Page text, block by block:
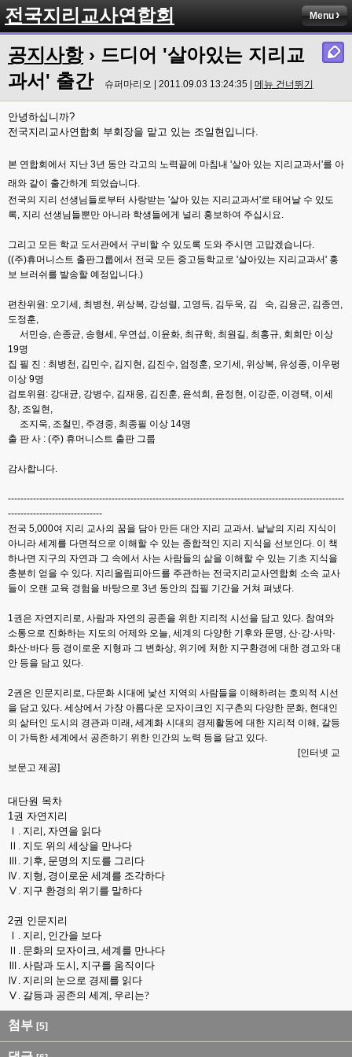
전국지리교사연합회 Menu
공지사항› 드디어 '살아있는 지리교
과서' 출간
슈퍼마리오 | 2011.09.03 13:24:35 | 메뉴 건너뛰기
안녕하십니까?
전국지리교사연합회 부회장을 맡고 있는 조일현입니다.
본 연합회에서 지난 3년 동안 각고의 노력끝에 마침내 '살아 있는 지리교과서'를 아
래와 같이 출간하게 되었습니다.
전국의 지리 선생님들로부터 사랑받는 '살아 있는 지리교과서'로 태어날 수 있도
록, 지리 선생님들뿐만 아니라 학생들에게 널리 홍보하여 주십시요.
그리고 모든 학교 도서관에서 구비할 수 있도록 도와 주시면 고맙겠습니다.
((주)휴머니스트 출판그룹에서 전국 모든 중고등학교로 '살아있는 지리교과서' 홍
보 브러쉬를 발송할 예정입니다.)
편찬위원: 오기세, 최병천, 위상복, 강성렬, 고영득, 김두욱, 김 숙, 김융곤, 김종연,
도정훈,
서민승, 손종균, 송형세, 우연섭, 이윤화, 최규학, 최원길, 최홍규, 회희만 이상
19명
집 필 진 : 최병천, 김민수, 김지현, 김진수, 엄정훈, 오기세, 위상복, 유성종, 이우평
이상 9명
검토위원: 강대균, 강병수, 김재웅, 김진훈, 윤석희, 윤정현, 이강준, 이경택, 이세
창, 조일현,
조지욱, 조철민, 주경중, 최종필 이상 14명
출 판 사 : (주) 휴머니스트 출판 그룹
감사합니다.
-----------------------------------------------------------------------------------------------------------
------------------------------
전국 5,000여 지리 교사의 꿈을 담아 만든 대안 지리 교과서. 낱낱의 지리 지식이
아니라 세계를 다면적으로 이해할 수 있는 종합적인 지리 지식을 선보인다. 이 책
하나면 지구의 자연과 그 속에서 사는 사람들의 삶을 이해할 수 있는 기초 지식을
충분히 얻을 수 있다. 지리올림피아드를 주관하는 전국지리교사연합회 소속 교사
들이 오랜 교육 경험을 바탕으로 3년 동안의 집필 기간을 거쳐 펴냈다.
1권은 자연지리로, 사람과 자연의 공존을 위한 지리적 시선을 담고 있다. 참여와
소통으로 진화하는 지도의 어제와 오늘, 세계의 다양한 기후와 문명, 산·강·사막·
화산·바다 등 경이로운 지형과 그 변화상, 위기에 처한 지구환경에 대한 경고와 대
안 등을 담고 있다.
2권은 인문지리로, 다문화 시대에 낯선 지역의 사람들을 이해하려는 호의적 시선
을 담고 있다. 세상에서 가장 아름다운 모자이크인 지구촌의 다양한 문화, 현대인
의 삶터인 도시의 경관과 미래, 세계화 시대의 경제활동에 대한 지리적 이해, 갈등
이 가득한 세계에서 공존하기 위한 인간의 노력 등을 담고 있다.
[인터넷 교
보문고 제공]
대단원 목차
1권 자연지리
Ⅰ. 지리, 자연을 읽다
Ⅱ. 지도 위의 세상을 만나다
Ⅲ. 기후, 문명의 지도를 그리다
Ⅳ. 지형, 경이로운 세계를 조각하다
Ⅴ. 지구 환경의 위기를 말하다
2권 인문지리
Ⅰ. 지리, 인간을 보다
Ⅱ. 문화의 모자이크, 세계를 만나다
Ⅲ. 사람과 도시, 지구를 움직이다
Ⅳ. 지리의 눈으로 경제를 읽다
Ⅴ. 갈등과 공존의 세계, 우리는?
첨부 [5]